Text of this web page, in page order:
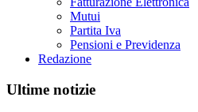
Mutui
Partita Iva
Pensioni e Previdenza
Redazione
Ultime notizie